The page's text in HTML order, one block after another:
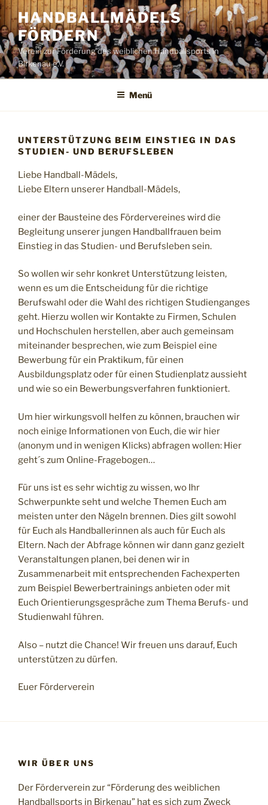
Zum
Inhalt
springen
HANDBALLMÄDELS
FÖRDERN
Verein zur Förderung des weiblichen Handballsports in
Birkenau e.V.
Menü
UNTERSTÜTZUNG BEIM EINSTIEG IN DAS
STUDIEN- UND BERUFSLEBEN
Liebe Handball-Mädels,
Liebe Eltern unserer Handball-Mädels,
einer der Bausteine des Fördervereines wird die
Begleitung unserer jungen Handballfrauen beim
Einstieg in das Studien- und Berufsleben sein.
So wollen wir sehr konkret Unterstützung leisten,
wenn es um die Entscheidung für die richtige
Berufswahl oder die Wahl des richtigen Studienganges
geht. Hierzu wollen wir Kontakte zu Firmen, Schulen
und Hochschulen herstellen, aber auch gemeinsam
miteinander besprechen, wie zum Beispiel eine
Bewerbung für ein Praktikum, für einen
Ausbildungsplatz oder für einen Studienplatz aussieht
und wie so ein Bewerbungsverfahren funktioniert.
Um hier wirkungsvoll helfen zu können, brauchen wir
noch einige Informationen von Euch, die wir hier
(anonym und in wenigen Klicks) abfragen wollen: Hier
geht´s zum Online-Fragebogen…
Für uns ist es sehr wichtig zu wissen, wo Ihr
Schwerpunkte seht und welche Themen Euch am
meisten unter den Nägeln brennen. Dies gilt sowohl
für Euch als Handballerinnen als auch für Euch als
Eltern. Nach der Abfrage können wir dann ganz gezielt
Veranstaltungen planen, bei denen wir in
Zusammenarbeit mit entsprechenden Fachexperten
zum Beispiel Bewerbertrainings anbieten oder mit
Euch Orientierungsgespräche zum Thema Berufs- und
Studienwahl führen.
Also – nutzt die Chance! Wir freuen uns darauf, Euch
unterstützen zu dürfen.
Euer Förderverein
WIR ÜBER UNS
Der Förderverein zur “Förderung des weiblichen
Handballsports in Birkenau” hat es sich zum Zweck